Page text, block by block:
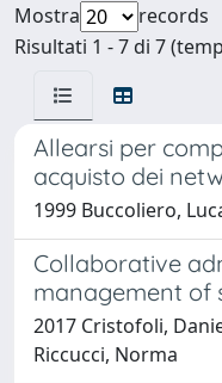
Mostra
records
Risultati 1 - 7 di 7
Allearsi per
acquisto dei
1999 Buccoliero,
Collaborative
management of
2017 Cristofoli,
Riccucci, Norma